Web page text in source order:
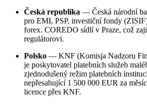
Česká republika — Česká národní
pro EMI, PSP, investiční fondy
forex. COREDO sídlí v Praze, což
regulátorovi.
Polsko — KNF (Komisja Nadzoru
je poskytovatel platebních služeb
zjednodušený režim platebních
nepřesahující 1 500 000 EUR za
licence přes KNF.